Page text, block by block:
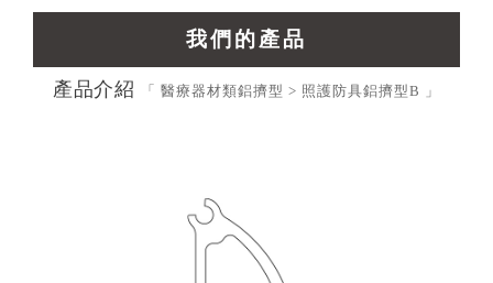
我們的產品
交通運輸工業擠型
建構模組支架類
產品介紹 「 醫療器材類鋁擠型 > 照護防具鋁擠型B 」